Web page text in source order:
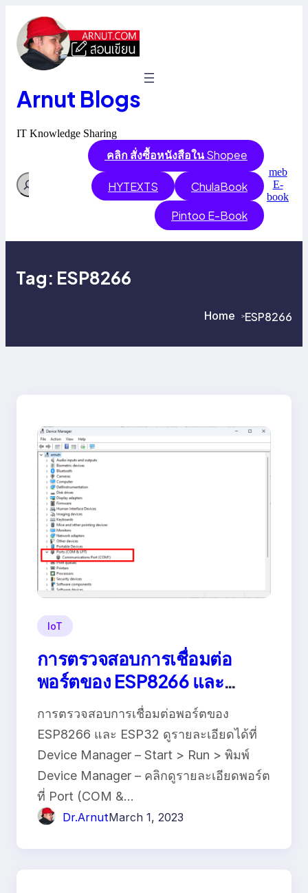
content
Arnut Blogs
IT Knowledge Sharing
Search
คลิก สั่งซื้อหนังสือในShopee
HYTEXTS ChulaBook
Pintoo E-Book
meb
E-
book
Tag: ESP8266
Home >ESP8266
IoT
การตรวจสอบการเชื่อมต่อ
พอร์ตของ ESP8266 และ
การตรวจสอบการเชื่อมต่อพอร์ตของ
ESP8266 และ ESP32 ดูรายละเอียดได้ที่
Device Manager – Start > Run > พิมพ์
Device Manager – คลิกดูรายละเอียดพอร์ต
ที่ Port (COM &…
Dr.ArnutMarch 1, 2023